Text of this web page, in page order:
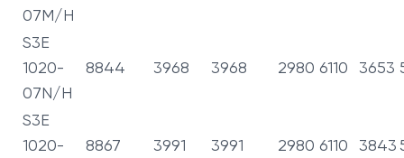
07M/H
S3E
1020-
07N/H
8844 3968 3968 2980 6110 3653
S3E
1020-
8867 3991 3991 2980 6110 3843